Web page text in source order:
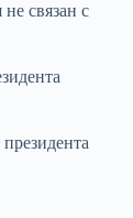
связан с